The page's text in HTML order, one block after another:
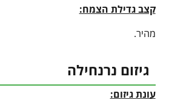
קצב גדילת הצמח:
מהיר.
גיזום נרנחילה
עונת גיזום: